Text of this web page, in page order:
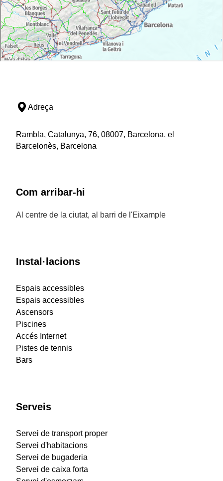
Adreça
Rambla, Catalunya, 76, 08007, Barcelona, el
Barcelonès, Barcelona
Com arribar-hi
Al centre de la ciutat, al barri de l'Eixample
Instal·lacions
Espais accessibles
Espais accessibles
Ascensors
Piscines
Accés Internet
Pistes de tennis
Bars
Serveis
Servei de transport proper
Servei d'habitacions
Servei de bugaderia
Servei de caixa forta